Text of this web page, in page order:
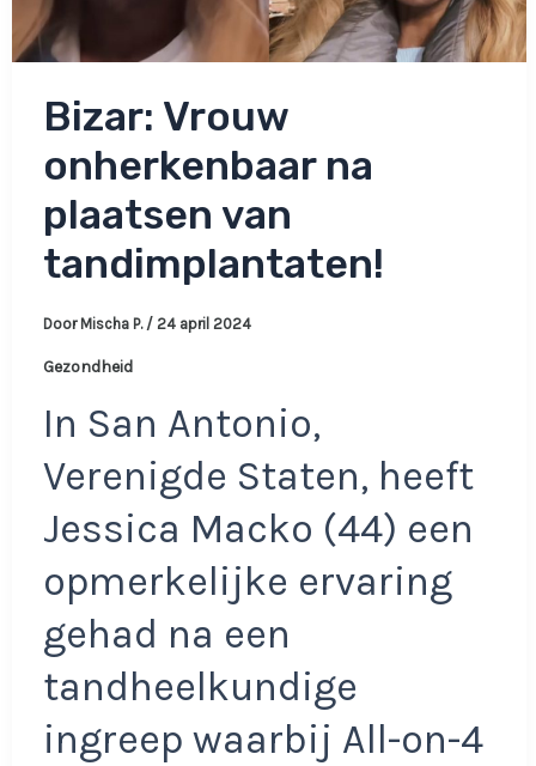
Bizar: Vrouw
onherkenbaar na
plaatsen van
tandimplantaten!
Door Mischa P. / 24 april 2024
Gezondheid
In San Antonio,
Verenigde Staten, heeft
Jessica Macko (44) een
opmerkelijke ervaring
gehad na een
tandheelkundige
ingreep waarbij All-on-4